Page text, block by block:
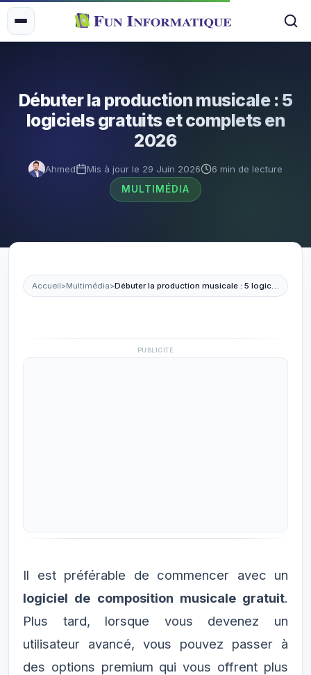
Débuter la production musicale : 5
logiciels gratuits et complets en
2026
Ahmed Mis à jour le 29 Juin 2026
6 min de lecture
MULTIMÉDIA
Accueil>Multimédia> Débuter la production musicale : 5 logiciels gratuits et complets en 2026
PUBLICITÉ
Il est préférable de commencer avec un
logiciel de composition musicale gratuit.
Plus tard, lorsque vous devenez un
utilisateur avancé, vous pouvez passer à
des options premium qui vous offrent plus